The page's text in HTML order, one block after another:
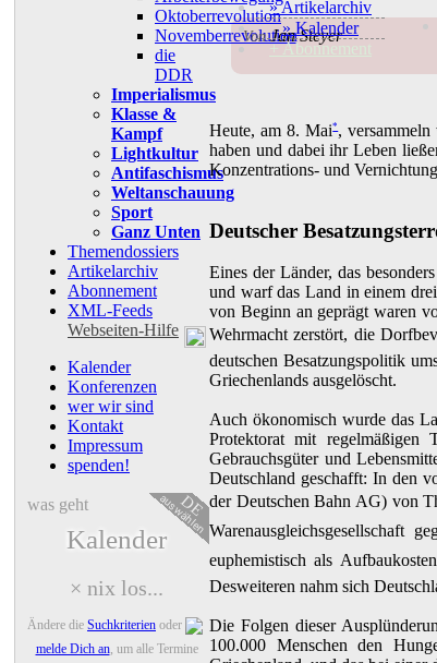
» Artikelarchiv
» Kalender
+ Abonnement
Oktoberrevolution
Novemberrevolution
die
DDR
Imperialismus
Klasse &
Kampf
Lightkultur
Antifaschismus
Weltanschauung
Sport
Ganz Unten
Themendossiers
Artikelarchiv
Abonnement
XML-Feeds
Webseiten-Hilfe
Kalender
Konferenzen
wer wir sind
Kontakt
Impressum
spenden!
DE
auswählen
was geht
Kalender
× nix los...
Ändere die Suchkriterien oder
melde Dich an, um alle Termine
VonJan Steyer
Heute, am 8. Mai*, versammeln
haben und dabei ihr Leben
Konzentrations- und
Deutscher
Eines der Länder, das
und warf das Land in einem
von Beginn an geprägt waren
Wehrmacht zerstört, die
deutschen Besatzungspolitik
Griechenlands ausgelöscht.
Auch ökonomisch wurde das
Protektorat mit regelmäßigen
Gebrauchsgüter und
Deutschland geschafft: In den
der Deutschen Bahn AG) von
euphemistisch als
Desweiteren nahm sich
Die Folgen dieser
100.000 Menschen den